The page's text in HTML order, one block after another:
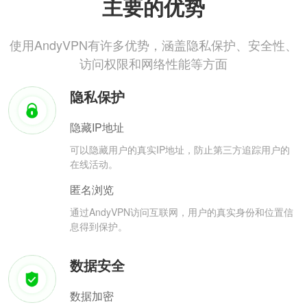
主要的优势
使用AndyVPN有许多优势，涵盖隐私保护、安全性、
访问权限和网络性能等方面
隐私保护
隐藏IP地址
可以隐藏用户的真实IP地址，防止第三方追踪用户的
在线活动。
匿名浏览
通过AndyVPN访问互联网，用户的真实身份和位置信
息得到保护。
数据安全
数据加密